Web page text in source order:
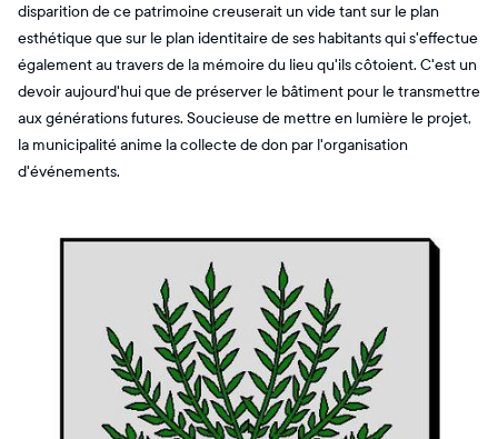
disparition de ce patrimoine creuserait un vide tant sur le plan
esthétique que sur le plan identitaire de ses habitants qui s'effectue
également au travers de la mémoire du lieu qu'ils côtoient. C'est un
devoir aujourd'hui que de préserver le bâtiment pour le transmettre
aux générations futures. Soucieuse de mettre en lumière le projet,
la municipalité anime la collecte de don par l'organisation
d'événements.